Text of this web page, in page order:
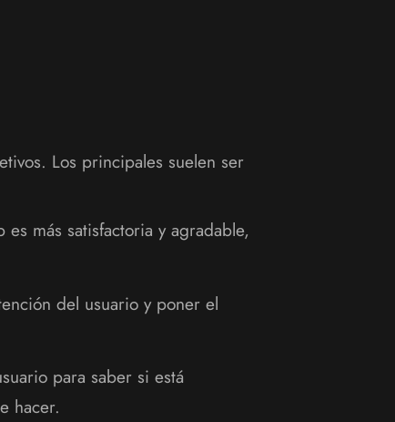
Los principales suelen ser
más satisfactoria y agradable,
del usuario y poner el
para saber si está
hacer.